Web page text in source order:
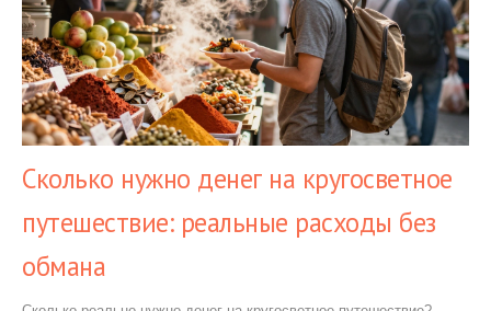
Сколько нужно денег на кругосветное
путешествие: реальные расходы без
обмана